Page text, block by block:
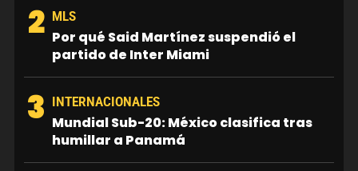
2 MLS
Por qué Said Martínez suspendió el
partido de Inter Miami
3 INTERNACIONALES
Mundial Sub-20: México clasifica tras
humillar a Panamá